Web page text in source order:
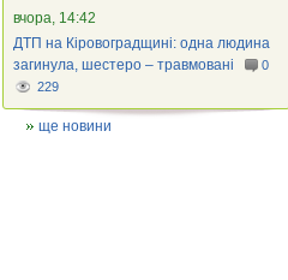
вчора, 14:42
ДТП на Кіровоградщині: одна людина
загинула, шестеро – травмовані
0
229
ще новини